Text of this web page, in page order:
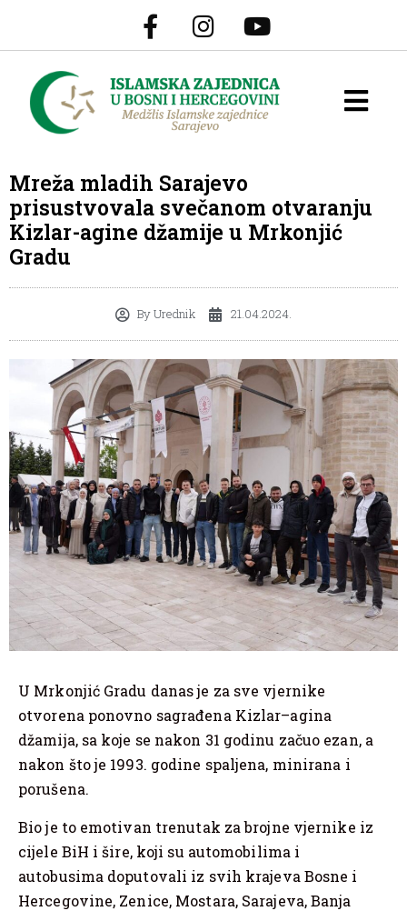
Mreža mladih Sarajevo
prisustvovala svečanom otvaranju
Kizlar-agine džamije u Mrkonjić
Gradu
ByUrednik 21.04.2024.
U Mrkonjić Gradu danas je za sve vjernike
otvorena ponovno sagrađena Kizlar–agina
džamija, sa koje se nakon 31 godinu začuo ezan, a
nakon što je 1993. godine spaljena, minirana i
porušena.
Bio je to emotivan trenutak za brojne vjernike iz
cijele BiH i šire, koji su automobilima i
autobusima doputovali iz svih krajeva Bosne i
Hercegovine, Zenice, Mostara, Sarajeva, Banja